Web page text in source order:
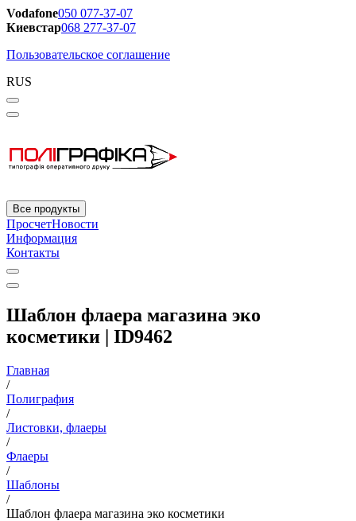
Vodafone050 077-37-07
Киевстар068 277-37-07
Пользовательское соглашение
RUS
Все продукты
ПросчетНовости
Информация
Контакты
Шаблон флаера магазина эко
косметики | ID9462
Главная
/
Полиграфия
/
Листовки, флаеры
/
Флаеры
/
Шаблоны
/
Шаблон флаера магазина эко косметики